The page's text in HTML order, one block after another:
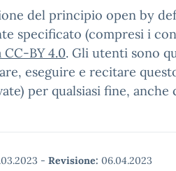
del principio open by
specificato (compresi i
CC-BY 4.0. Gli utenti sono
eseguire e recitare
per qualsiasi fine,
- Revisione: 06.04.2023